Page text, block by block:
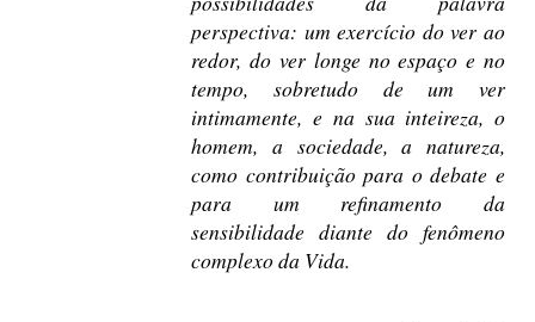
perspectiva: um exercício do ver ao
redor, do ver longe no espaço e no
tempo, sobretudo de um ver
intimamente, e na sua inteireza, o
homem, a sociedade, a natureza,
como contribuição para o debate e
para um refinamento da
sensibilidade diante do fenômeno
complexo da Vida.